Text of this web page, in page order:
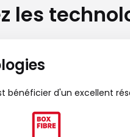
les
bénéficier d'un excellent